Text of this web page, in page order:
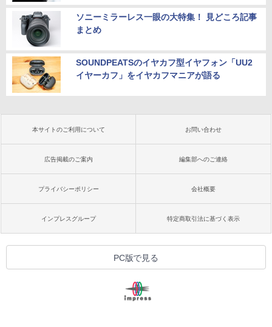
ソニーミラーレス一眼の大特集！ 見どころ記事
まとめ
SOUNDPEATSのイヤカフ型イヤフォン「UU2
イヤーカフ」をイヤカフマニアが語る
本サイトのご利用について お問い合わせ
広告掲載のご案内 編集部へのご連絡
プライバシーポリシー 会社概要
インプレスグループ 特定商取引法に基づく表示
PC版で見る